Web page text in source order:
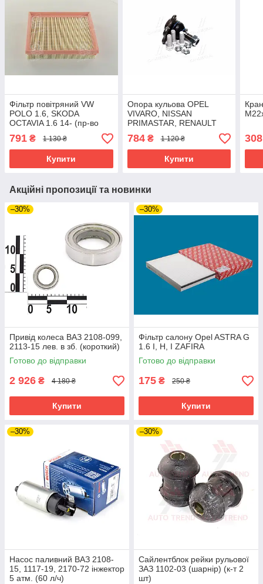
Фільтр повітряний VW
POLO 1.6, SKODA
OCTAVIA 1.6 14- (пр-во
MANN) C21014
791 ₴ 1 130 ₴
Купити
Опора кульова OPEL
VIVARO, NISSAN
PRIMASTAR, RENAULT
TRAFIC II 01 - перед. міст
низ(Пр-во MEYLE) 16-16
010 0010
784₴ 1 120 ₴
Купити
308
Акційні пропозиції та новинки
–30%
Привід колеса ВАЗ 2108-099,
2113-15 лев. в зб. (короткий)
Готово до відправки
2 926 ₴ 4 180 ₴
Купити
–30%
Фільтр салону Opel ASTRA G
1.6 I, H, I ZAFIRA
Готово до відправки
175 ₴ 250 ₴
Купити
–30%
Насос паливний ВАЗ 2108-
15, 1117-19, 2170-72 інжектор
5 атм. (60 л/ч)
–30%
Сайлентблок рейки рульової
ЗАЗ 1102-03 (шарнір) (к-т 2
шт)